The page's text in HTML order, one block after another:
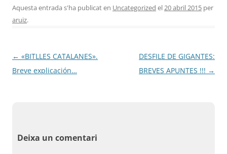
Aquesta entrada s'ha publicat en Uncategorized el20 abril 2015 per
aruiz.
Navegació
per
← «BITLLES CATALANES».
Breve explicación…
DESFILE DE GIGANTES:
BREVES APUNTES !!! →
Deixa un comentari